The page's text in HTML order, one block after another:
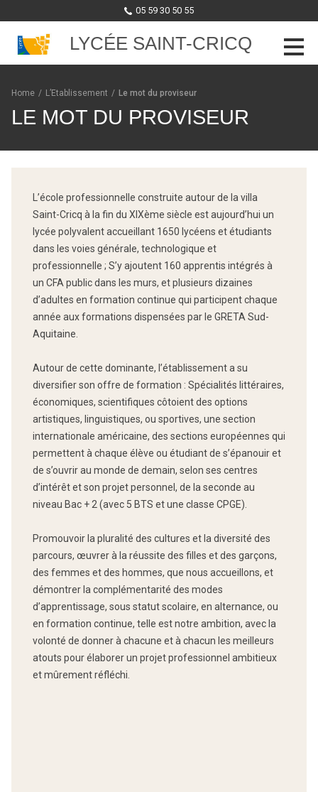
05 59 30 50 55
LYCÉE SAINT-CRICQ
Skip to content
Home / L’Etablissement / Le mot du proviseur
LE MOT DU PROVISEUR
L’école professionnelle construite autour de la villa
Saint-Cricq à la fin du XIXème siècle est aujourd’hui un
lycée polyvalent accueillant 1650 lycéens et étudiants
dans les voies générale, technologique et
professionnelle ; S’y ajoutent 160 apprentis intégrés à
un CFA public dans les murs, et plusieurs dizaines
d’adultes en formation continue qui participent chaque
année aux formations dispensées par le GRETA Sud-
Aquitaine.
Autour de cette dominante, l’établissement a su
diversifier son offre de formation : Spécialités littéraires,
économiques, scientifiques côtoient des options
artistiques, linguistiques, ou sportives, une section
internationale américaine, des sections européennes qui
permettent à chaque élève ou étudiant de s’épanouir et
de s’ouvrir au monde de demain, selon ses centres
d’intérêt et son projet personnel, de la seconde au
niveau Bac + 2 (avec 5 BTS et une classe CPGE).
Promouvoir la pluralité des cultures et la diversité des
parcours, œuvrer à la réussite des filles et des garçons,
des femmes et des hommes, que nous accueillons, et
démontrer la complémentarité des modes
d’apprentissage, sous statut scolaire, en alternance, ou
en formation continue, telle est notre ambition, avec la
volonté de donner à chacune et à chacun les meilleurs
atouts pour élaborer un projet professionnel ambitieux
et mûrement réfléchi.